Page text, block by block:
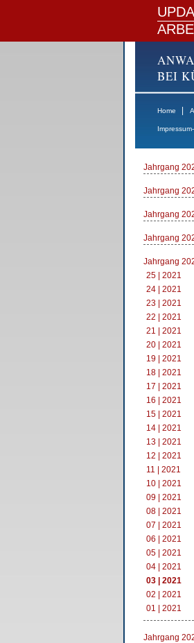
BEI
Home
Jahrgang
Jahrgang
Jahrgang
Jahrgang
Jahrgang
25 | 2021
24 | 2021
23 | 2021
22 | 2021
21 | 2021
20 | 2021
19 | 2021
18 | 2021
17 | 2021
16 | 2021
15 | 2021
14 | 2021
13 | 2021
12 | 2021
11 | 2021
10 | 2021
09 | 2021
08 | 2021
07 | 2021
06 | 2021
05 | 2021
04 | 2021
03 | 2021
02 | 2021
01 | 2021
Jahrgang